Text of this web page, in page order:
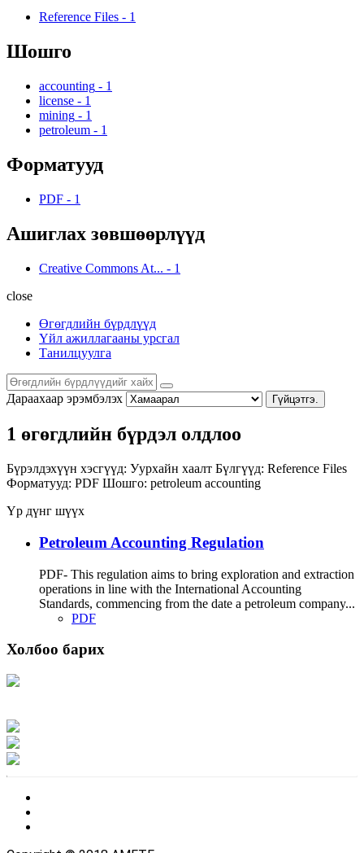
Reference Files - 1
Шошго
accounting - 1
license - 1
mining - 1
petroleum - 1
Форматууд
PDF - 1
Ашиглах зөвшөөрлүүд
Creative Commons At... - 1
close
Өгөгдлийн бүрдлүүд
Үйл ажиллагааны урсгал
Танилцуулга
Дараахаар эрэмбэлэх Гүйцэтгэ.
1 өгөгдлийн бүрдэл олдлоо
Бүрэлдэхүүн хэсгүүд: Уурхайн хаалт Бүлгүүд: Reference Files
Форматууд: PDF Шошго: petroleum accounting
Үр дүнг шүүх
Petroleum Accounting Regulation
PDF- This regulation aims to bring exploration and extraction
operations in line with the International Accounting
Standards, commencing from the date a petroleum company...
PDF
Холбоо барих